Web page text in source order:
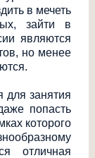
в мечеть
зайти в
являются
но менее
для занятия
попасть
которого
отличная